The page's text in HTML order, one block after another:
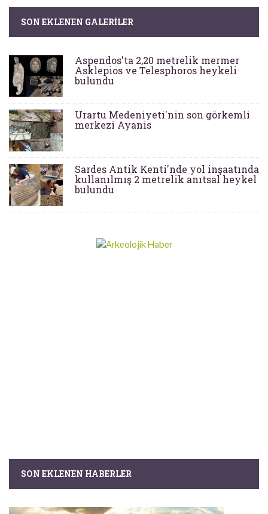
SON EKLENEN GALERILER
Aspendos'ta 2,20 metrelik mermer
Asklepios ve Telesphoros heykeli
bulundu
Urartu Medeniyeti'nin son görkemli
merkezi Ayanis
Sardes Antik Kenti'nde yol inşaatında
kullanılmış 2 metrelik anıtsal heykel
bulundu
SON EKLENEN HABERLER